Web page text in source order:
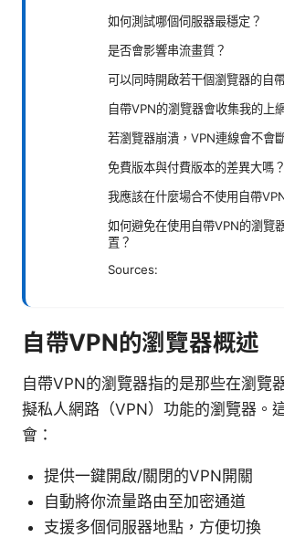
如何測試哪個伺服器最穩定？
是否會影響串流畫質？
可以同時開啟若干個瀏覽器的自
自帶VPN的瀏覽器會收集我的上
若瀏覽器崩潰，VPN連線會不會
免費版本與付費版本的差異大嗎？
我應該在什麼場合不使用自帶
如何避免在使用自帶VPN的瀏覽
置？
Sources:
自帶VPN的瀏覽器概述
自帶VPN的瀏覽器指的是那些在瀏覽
擬私人網路（VPN）功能的瀏覽器。
會：
提供一鍵開啟/關閉的VPN開關
自動將你流量路由至加密通道
支援多個伺服器地點，方便切換